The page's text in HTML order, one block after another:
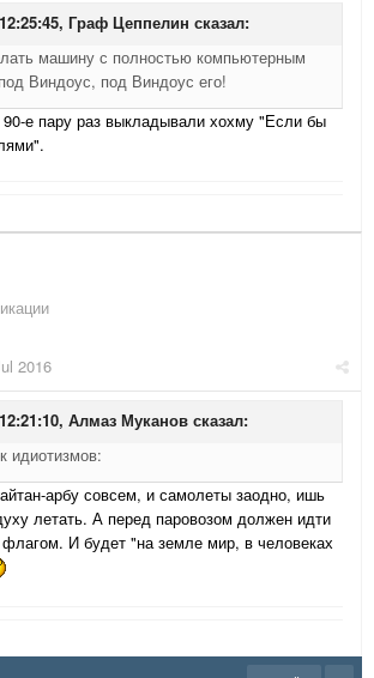
Граф Цеппелин сказал:
машину с полностью компьютерным
Виндоус, под Виндоус его!
е пару раз выкладывали хохму "Если бы
2016
Алмаз Муканов сказал:
идиотизмов:
арбу совсем, и самолеты заодно, ишь
летать. А перед паровозом должен идти
И будет "на земле мир, в человеках